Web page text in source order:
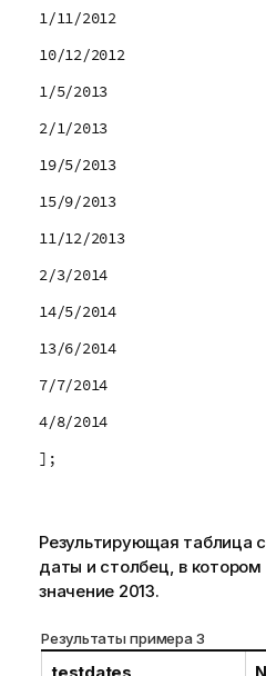
1/11/2012
10/12/2012
1/5/2013
2/1/2013
19/5/2013
15/9/2013
11/12/2013
2/3/2014
14/5/2014
13/6/2014
7/7/2014
4/8/2014
];
Результирующая таблица
даты и столбец, в
значение 2013.
Результаты примера 3
testdates